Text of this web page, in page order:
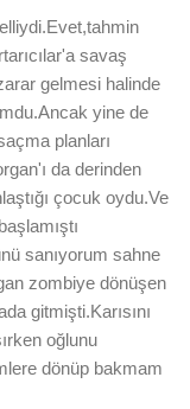
savaş
gelmesi halinde
yine de
planları
da derinden
çocuk oydu.Ve
sanıyorum sahne
zombiye dönüşen
gitmişti.Karısını
oğlunu
dönüp bakmam